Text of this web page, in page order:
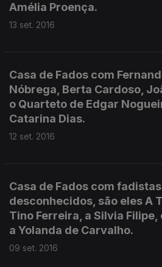
Amélia Proença.
13 set. 2016
Casa de Fados com
Nóbrega, Berta Cardoso,
o Quarteto de Edgar
Catarina Dias.
12 set. 2016
Casa de Fados com
desconhecidos, são eles A
Tino Ferreira, a Silvia Filipe,
a Yolanda de Carvalho.
09 set. 2016